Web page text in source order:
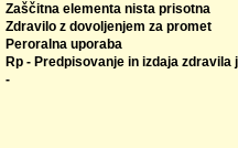
Zaščitna elementa nista prisotna
Zdravilo z dovoljenjem za promet
Peroralna uporaba
Rp - Predpisovanje in izdaja zdravila
-